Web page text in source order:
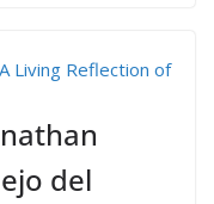
del